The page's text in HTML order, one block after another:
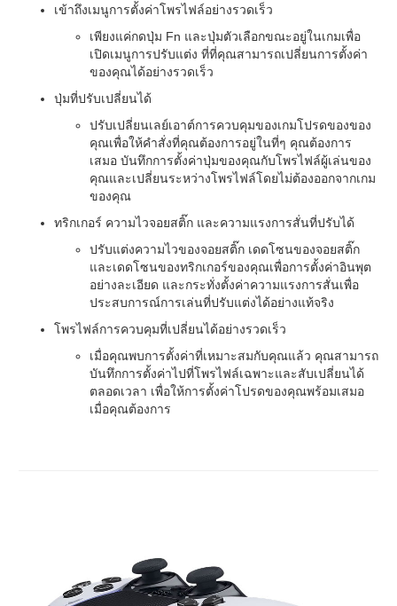
เข้าถึงเมนูการตั้งค่าโพรไฟล์อย่างรวดเร็ว
เพียงแค่กดปุ่ม Fn และปุ่มตัวเลือกขณะอยู่ในเกมเพื่อ
เปิดเมนูการปรับแต่ง ที่ที่คุณสามารถเปลี่ยนการตั้งค่า
ของคุณได้อย่างรวดเร็ว
ปุ่มที่ปรับเปลี่ยนได้
ปรับเปลี่ยนเลย์เอาต์การควบคุมของเกมโปรดของของ
คุณเพื่อให้คำสั่งที่คุณต้องการอยู่ในที่ๆ คุณต้องการ
เสมอ บันทึกการตั้งค่าปุ่มของคุณกับโพรไฟล์ผู้เล่นของ
คุณและเปลี่ยนระหว่างโพรไฟล์โดยไม่ต้องออกจากเกม
ของคุณ
ทริกเกอร์ ความไวจอยสติ๊ก และความแรงการสั่นที่ปรับได้
ปรับแต่งความไวของจอยสติ๊ก เดดโซนของจอยสติ๊ก
และเดดโซนของทริกเกอร์ของคุณเพื่อการตั้งค่าอินพุต
อย่างละเอียด และกระทั่งตั้งค่าความแรงการสั่นเพื่อ
ประสบการณ์การเล่นที่ปรับแต่งได้อย่างแท้จริง
โพรไฟล์การควบคุมที่เปลี่ยนได้อย่างรวดเร็ว
เมื่อคุณพบการตั้งค่าที่เหมาะสมกับคุณแล้ว คุณสามารถ
บันทึกการตั้งค่าไปที่โพรไฟล์เฉพาะและสับเปลี่ยนได้
ตลอดเวลา เพื่อให้การตั้งค่าโปรดของคุณพร้อมเสมอ
เมื่อคุณต้องการ